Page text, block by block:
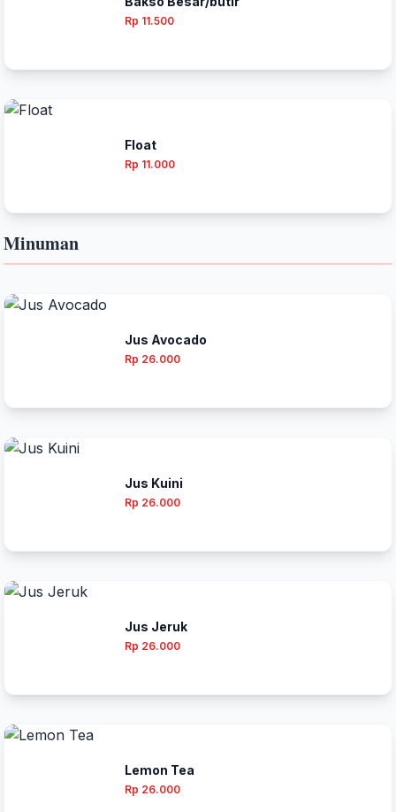
Rp 11.500
Float
Rp 11.000
Minuman
Jus Avocado
Rp 26.000
Jus Kuini
Rp 26.000
Jus Jeruk
Rp 26.000
Lemon Tea
Rp 26.000